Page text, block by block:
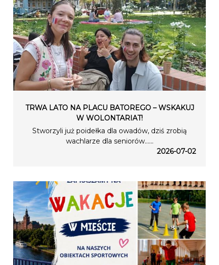
TRWA LATO NA PLACU BATOREGO – WSKAKUJ
W WOLONTARIAT!
Stworzyli już poidełka dla owadów, dziś zrobią
wachlarze dla seniorów…...
2026-07-02